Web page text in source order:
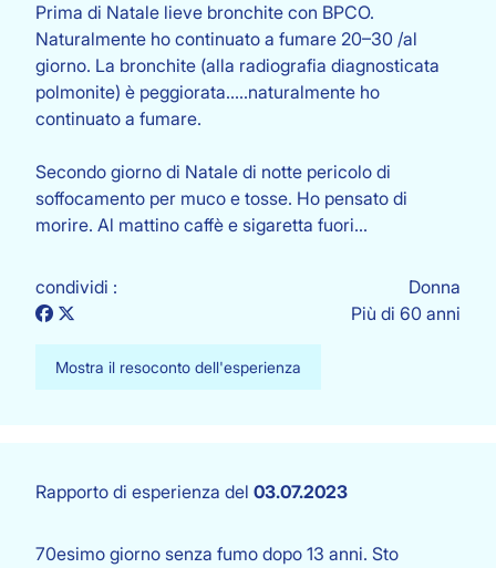
Prima di Natale lieve bronchite con BPCO.
Naturalmente ho continuato a fumare 20–30 /al
giorno. La bronchite (alla radiografia diagnosticata
polmonite) è peggiorata.....naturalmente ho
continuato a fumare.
Secondo giorno di Natale di notte pericolo di
soffocamento per muco e tosse. Ho pensato di
morire. Al mattino caffè e sigaretta fuori…
condividi :
Mostra il resoconto dell'esperienza
Donna
Più di 60 anni
Rapporto di esperienza del 03.07.2023
70esimo giorno senza fumo dopo 13 anni. Sto